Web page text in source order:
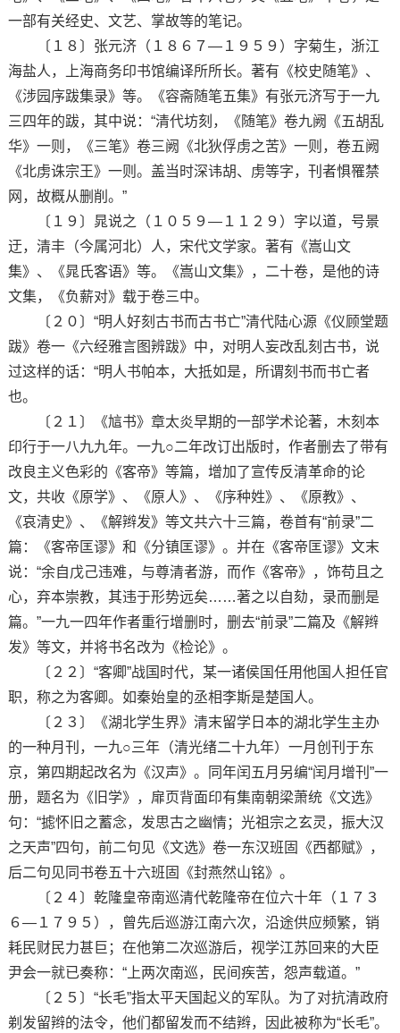
一部有关经史、文艺、掌故等的笔记。
〔１８〕张元济（１８６７—１９５９）字菊生，浙江
海盐人，上海商务印书馆编译所所长。著有《校史随笔》、
《涉园序跋集录》等。《容斋随笔五集》有张元济写于一九
三四年的跋，其中说：“清代坊刻，《随笔》卷九阙《五胡乱
华》一则，《三笔》卷三阙《北狄俘虏之苦》一则，卷五阙
《北虏诛宗王》一则。盖当时深讳胡、虏等字，刊者惧罹禁
网，故概从删削。”
〔１９〕晁说之（１０５９—１１２９）字以道，号景
迂，清丰（今属河北）人，宋代文学家。著有《嵩山文
集》、《晁氏客语》等。《嵩山文集》，二十卷，是他的诗
文集，《负薪对》载于卷三中。
〔２０〕“明人好刻古书而古书亡”清代陆心源《仪顾堂题
跋》卷一《六经雅言图辨跋》中，对明人妄改乱刻古书，说
过这样的话：“明人书帕本，大抵如是，所谓刻书而书亡者
也。
〔２１〕《訄书》章太炎早期的一部学术论著，木刻本
印行于一八九九年。一九○二年改订出版时，作者删去了带有
改良主义色彩的《客帝》等篇，增加了宣传反清革命的论
文，共收《原学》、《原人》、《序种姓》、《原教》、
《哀清史》、《解辫发》等文共六十三篇，卷首有“前录”二
篇：《客帝匡谬》和《分镇匡谬》。并在《客帝匡谬》文末
说：“余自戊己违难，与尊清者游，而作《客帝》，饰苟且之
心，弃本崇教，其违于形势远矣……著之以自劾，录而删是
篇。”一九一四年作者重行增删时，删去“前录”二篇及《解辫
发》等文，并将书名改为《检论》。
〔２２〕“客卿”战国时代，某一诸侯国任用他国人担任官
职，称之为客卿。如秦始皇的丞相李斯是楚国人。
〔２３〕《湖北学生界》清末留学日本的湖北学生主办
的一种月刊，一九○三年（清光绪二十九年）一月创刊于东
京，第四期起改名为《汉声》。同年闰五月另编“闰月增刊”一
册，题名为《旧学》，扉页背面印有集南朝梁萧统《文选》
句：“摅怀旧之蓄念，发思古之幽情；光祖宗之玄灵，振大汉
之天声”四句，前二句见《文选》卷一东汉班固《西都赋》，
后二句见同书卷五十六班固《封燕然山铭》。
〔２４〕乾隆皇帝南巡清代乾隆帝在位六十年（１７３
６—１７９５），曾先后巡游江南六次，沿途供应频繁，销
耗民财民力甚巨；在他第二次巡游后，视学江苏回来的大臣
尹会一就已奏称：“上两次南巡，民间疾苦，怨声载道。”
〔２５〕“长毛”指太平天国起义的军队。为了对抗清政府
剃发留辫的法令，他们都留发而不结辫，因此被称为“长毛”。